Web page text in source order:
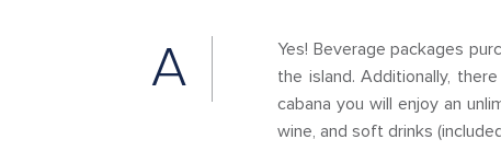
A Yes! Beverage packages
the island. Additionally,
cabana you will enjoy an
wine, and soft drinks